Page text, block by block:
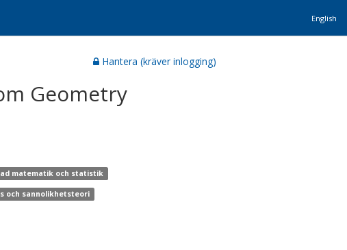
English
Hantera (kräver inlogging)
Geometry
matematik och statistik
och sannolikhetsteori